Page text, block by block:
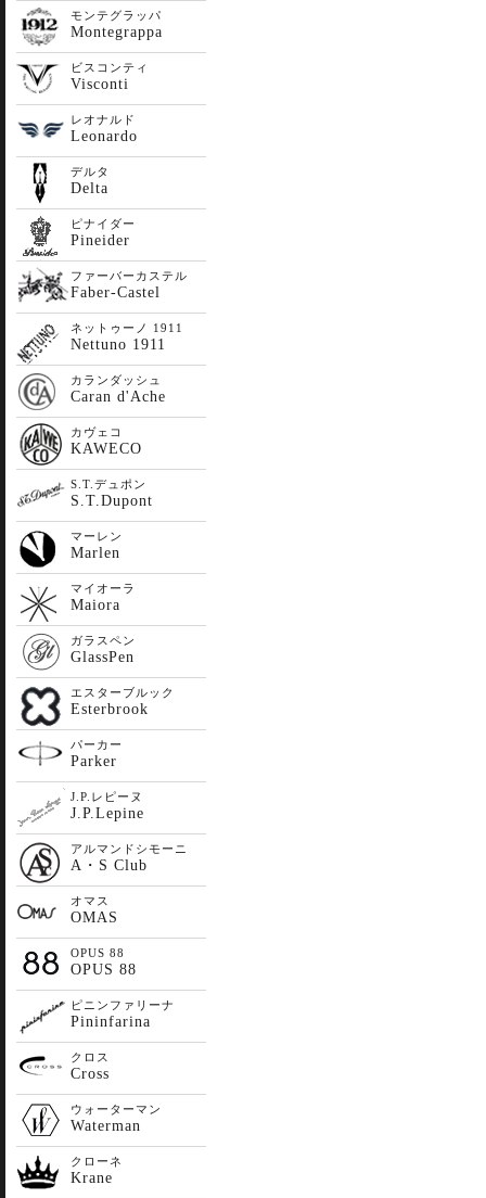
モンテグラッパ
Montegrappa
ビスコンティ
Visconti
レオナルド
Leonardo
デルタ
Delta
ピナイダー
Pineider
ファーバーカステル
Faber-Castel
ネットゥーノ 1911
Nettuno 1911
カランダッシュ
Caran d'Ache
カヴェコ
KAWECO
S.T.デュポン
S.T.Dupont
マーレン
Marlen
マイオーラ
Maiora
ガラスペン
GlassPen
エスターブルック
Esterbrook
パーカー
Parker
J.P.レピーヌ
J.P.Lepine
アルマンドシモーニ
A・S Club
オマス
OMAS
OPUS 88
OPUS 88
ピニンファリーナ
Pininfarina
クロス
Cross
ウォーターマン
Waterman
クローネ
Krane